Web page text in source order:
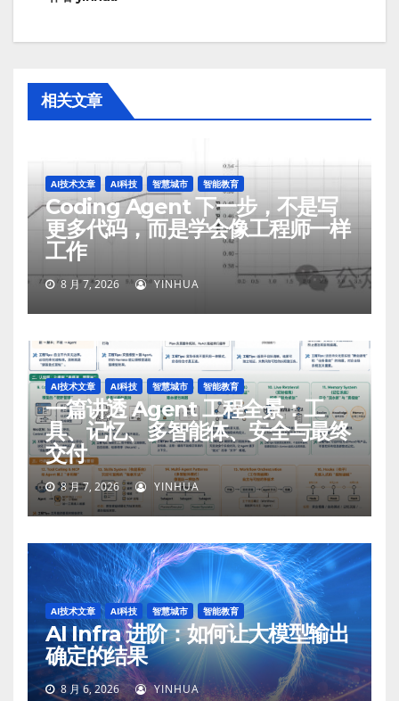
相关文章
AI技术文章 AI科技 智慧城市 智能教育
Coding Agent 下一步，不是写
更多代码，而是学会像工程师一样
工作
8 月 7, 2026 YINHUA
AI技术文章 AI科技 智慧城市 智能教育
一篇讲透 Agent 工程全景：工
具、记忆、多智能体、安全与最终
交付
8 月 7, 2026 YINHUA
AI技术文章 AI科技 智慧城市 智能教育
AI Infra 进阶：如何让大模型输出
确定的结果
8 月 6, 2026 YINHUA